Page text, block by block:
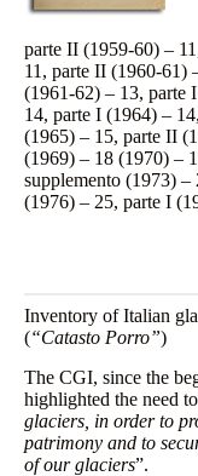
parte II (1959-60) –
11, parte II (1960-61)
(1961-62) – 13, parte
14, parte I (1964) –
(1965) – 15, parte II
(1969) – 18 (1970) –
supplemento (1973) –
(1976) – 25, parte I
Inventory of Italian
(“Catasto Porro”)
The CGI, since the
highlighted the need
glaciers, in order to
patrimony and to
of our glaciers”.